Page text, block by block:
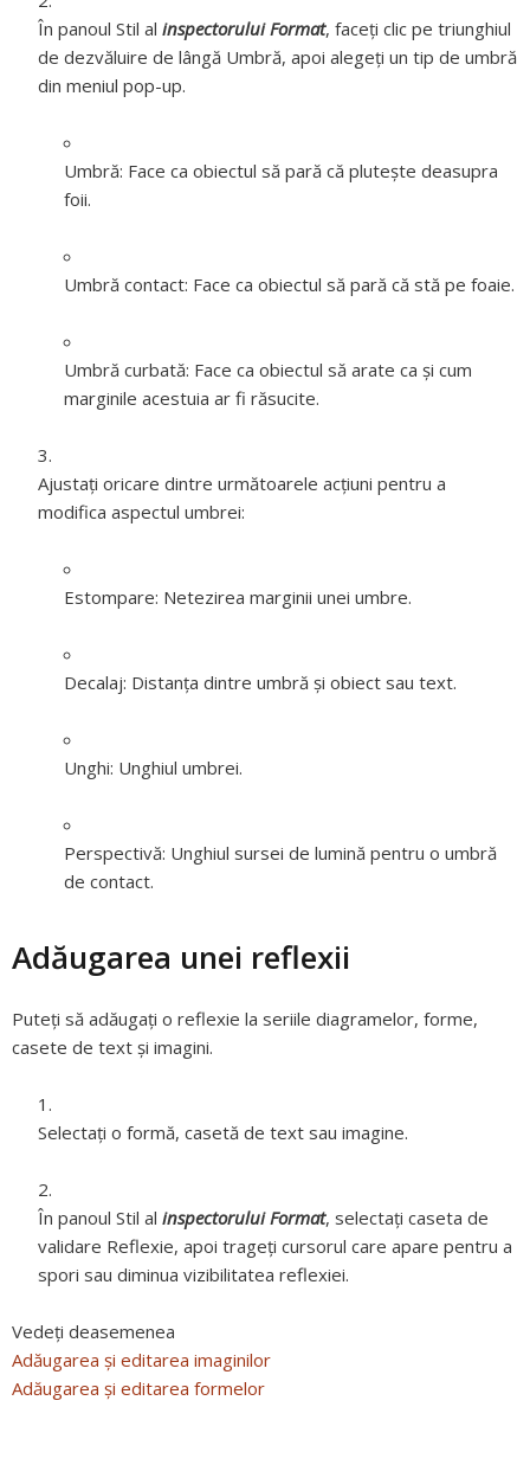
În panoul Stil al inspectorului Format, faceți clic pe triunghiul
de dezvăluire de lângă Umbră, apoi alegeți un tip de umbră
din meniul pop-up.
Umbră: Face ca obiectul să pară că plutește deasupra
foii.
Umbră contact: Face ca obiectul să pară că stă pe foaie.
Umbră curbată: Face ca obiectul să arate ca și cum
marginile acestuia ar fi răsucite.
Ajustați oricare dintre următoarele acțiuni pentru a
modifica aspectul umbrei:
Estompare: Netezirea marginii unei umbre.
Decalaj: Distanța dintre umbră și obiect sau text.
Unghi: Unghiul umbrei.
Perspectivă: Unghiul sursei de lumină pentru o umbră
de contact.
Adăugarea unei reflexii
Puteți să adăugați o reflexie la seriile diagramelor, forme,
casete de text și imagini.
Selectați o formă, casetă de text sau imagine.
În panoul Stil al inspectorului Format, selectați caseta de
validare Reflexie, apoi trageți cursorul care apare pentru a
spori sau diminua vizibilitatea reflexiei.
Vedeți deasemenea
Adăugarea și editarea imaginilor
Adăugarea și editarea formelor